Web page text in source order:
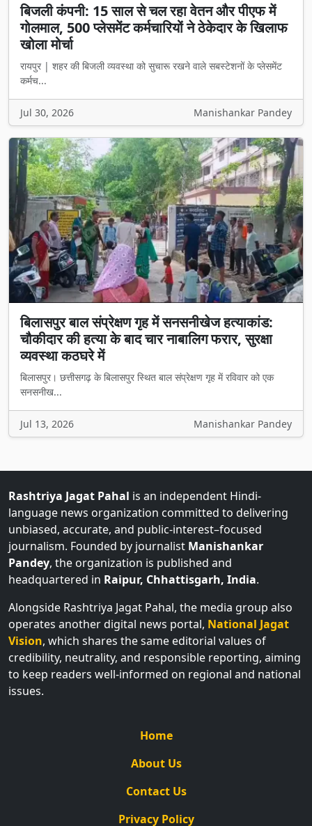
बिजली कंपनी: 15 साल से चल रहा वेतन और पीएफ में
गोलमाल, 500 प्लेसमेंट कर्मचारियों ने ठेकेदार के खिलाफ
खोला मोर्चा
रायपुर | शहर की बिजली व्यवस्था को सुचारू रखने वाले सबस्टेशनों के प्लेसमेंट
कर्मच...
Jul 30, 2026 Manishankar Pandey
बिलासपुर बाल संप्रेक्षण गृह में सनसनीखेज हत्याकांड:
चौकीदार की हत्या के बाद चार नाबालिग फरार, सुरक्षा
व्यवस्था कठघरे में
बिलासपुर। छत्तीसगढ़ के बिलासपुर स्थित बाल संप्रेक्षण गृह में रविवार को एक
सनसनीख...
Jul 13, 2026 Manishankar Pandey
Rashtriya Jagat Pahal is an independent Hindi-
language news organization committed to delivering
unbiased, accurate, and public-interest–focused
journalism. Founded by journalist Manishankar
Pandey, the organization is published and
headquartered in Raipur, Chhattisgarh, India.
Alongside Rashtriya Jagat Pahal, the media group also
operates another digital news portal, National Jagat
Vision, which shares the same editorial values of
credibility, neutrality, and responsible reporting, aiming
to keep readers well-informed on regional and national
issues.
Home
About Us
Contact Us
Privacy Policy